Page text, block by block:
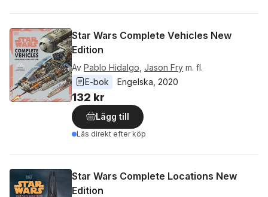
Star Wars Complete Vehicles New
Edition
Av Pablo Hidalgo Jason Fry m. fl.
E-bok
Engelska 2020
132 kr
Lägg till
Läs direkt efter köp
Star Wars Complete Locations New
Edition